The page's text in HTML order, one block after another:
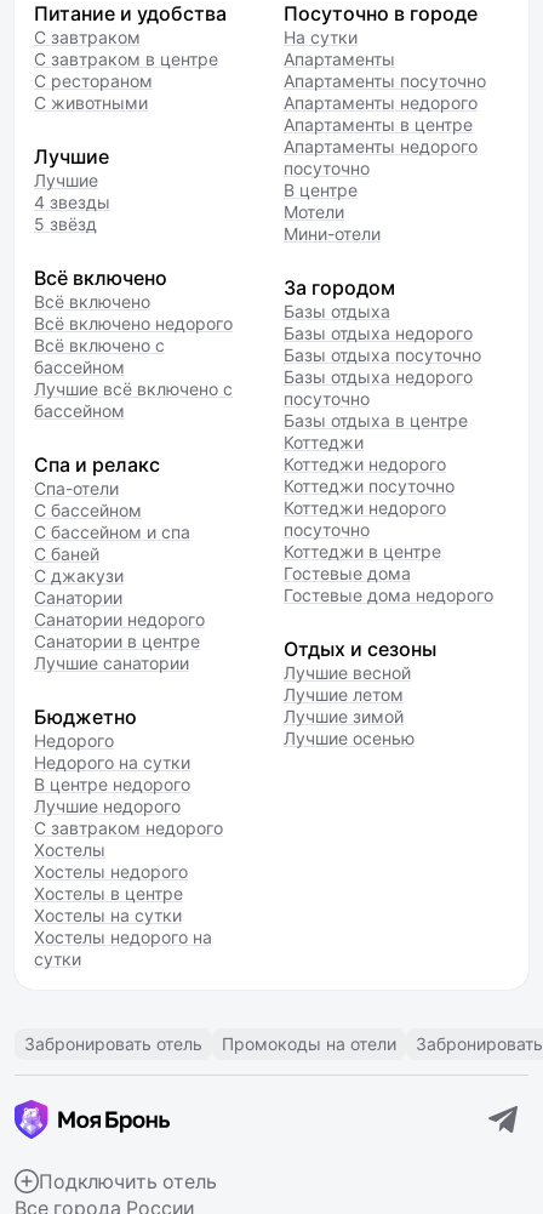
Питание и удобства
С завтраком
С завтраком в центре
С рестораном
С животными
Лучшие
Лучшие
4 звезды
5 звёзд
Всё включено
Всё включено
Всё включено недорого
Всё включено с
бассейном
Лучшие всё включено с
бассейном
Спа и релакс
Спа-отели
С бассейном
С бассейном и спа
С баней
С джакузи
Санатории
Санатории недорого
Санатории в центре
Лучшие санатории
Бюджетно
Недорого
Недорого на сутки
В центре недорого
Лучшие недорого
С завтраком недорого
Хостелы
Хостелы недорого
Хостелы в центре
Хостелы на сутки
Хостелы недорого на
сутки
Посуточно в городе
На сутки
Апартаменты
Апартаменты посуточно
Апартаменты недорого
Апартаменты в центре
Апартаменты недорого
посуточно
В центре
Мотели
Мини-отели
За городом
Базы отдыха
Базы отдыха недорого
Базы отдыха посуточно
Базы отдыха недорого
посуточно
Базы отдыха в центре
Коттеджи
Коттеджи недорого
Коттеджи посуточно
Коттеджи недорого
посуточно
Коттеджи в центре
Гостевые дома
Гостевые дома недорого
Отдых и сезоны
Лучшие весной
Лучшие летом
Лучшие зимой
Лучшие осенью
Забронировать отель Промокоды на отели
Подключить отель
Все города России